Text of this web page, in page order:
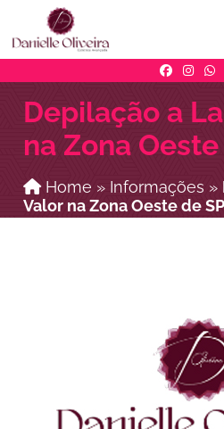
Depilação a
na Zona
Home » Informações »
Valor na Zona Oeste de SP